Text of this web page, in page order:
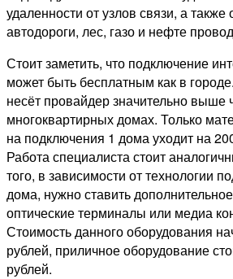
удаленности от узлов связи, а
автодороги, лес, газо и нефте
Стоит заметить, что подключение
может быть бесплатным как в
несёт провайдер значительно выше
многоквартирных домах. Только
на подключения 1 дома уходит на
Работа специалиста стоит
того, в зависимости от технологии
дома, нужно ставить
оптические терминалы или медиа
Стоимость данного оборудования
рублей, приличное оборудование
рублей.